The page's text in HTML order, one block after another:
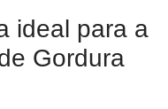
ideal para a
Gordura